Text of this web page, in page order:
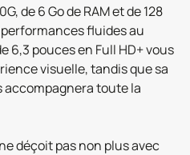
de 6 Go de RAM et de 128
fluides au
6,3 pouces en Full HD+ vous
visuelle, tandis que sa
accompagnera toute la
déçoit pas non plus avec